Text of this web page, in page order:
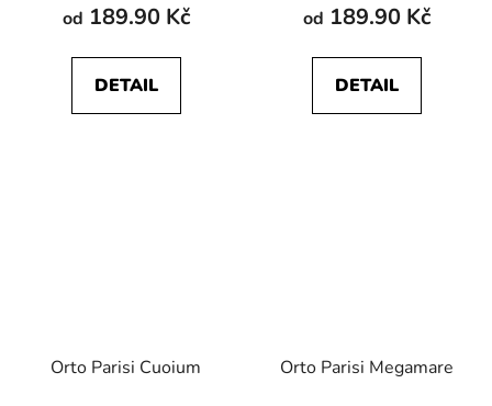
od 189.90 Kč
DETAIL
od 189.90 Kč
DETAIL
Orto Parisi Cuoium Orto Parisi Megamare